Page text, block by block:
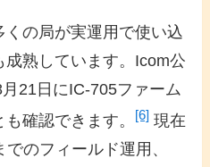
の局が実運用で使い込
熟しています。Icom公
21日にIC-705ファーム
確認できます。
[6] 現在
のフィールド運用、